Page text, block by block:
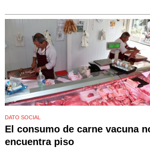
DATO SOCIAL
El consumo de carne vacuna
encuentra piso